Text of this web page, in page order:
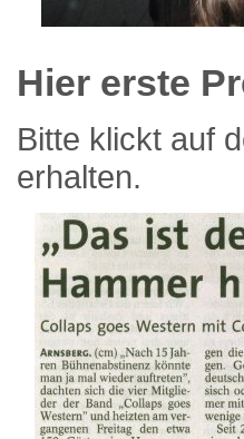
Hier erste
Bitte klickt auf
erhalten.